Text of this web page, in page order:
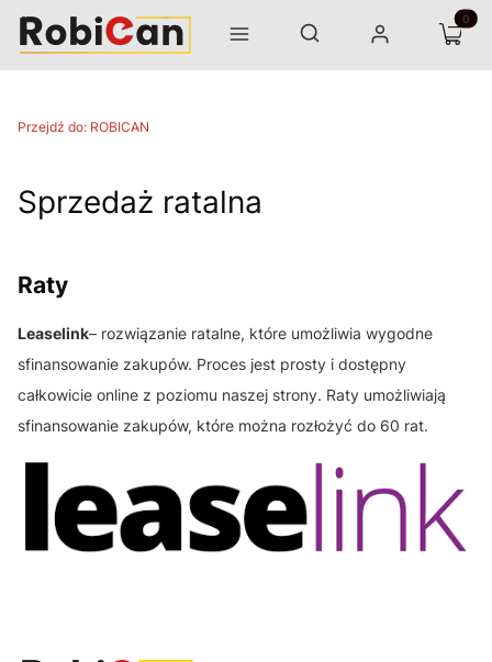
Menu Otwórz wyszukiwarkę
Szukaj Zaloguj się Koszyk
Przejdź do: ROBICAN
Sprzedaż ratalna
Raty
Leaselink– rozwiązanie ratalne, które umożliwia wygodne
sfinansowanie zakupów. Proces jest prosty i dostępny
całkowicie online z poziomu naszej strony. Raty umożliwiają
sfinansowanie zakupów, które można rozłożyć do 60 rat.